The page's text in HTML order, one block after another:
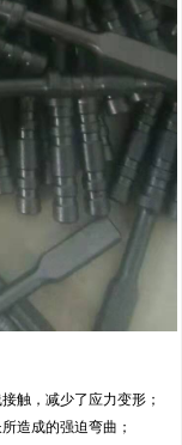
触，减少了应力变形；
造成的强迫弯曲；